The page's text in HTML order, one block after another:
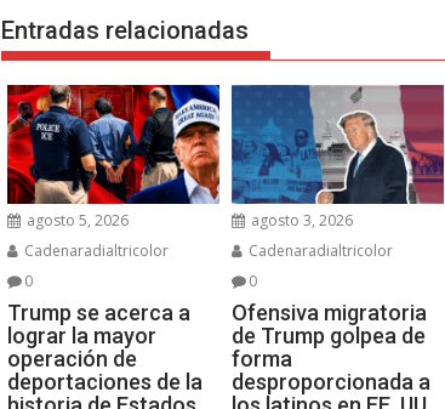
Entradas relacionadas
agosto 5, 2026
Cadenaradialtricolor
0
Trump se acerca a
lograr la mayor
operación de
deportaciones de la
agosto 3, 2026
Cadenaradialtricolor
0
Ofensiva migratoria
de Trump golpea de
forma
desproporcionada a